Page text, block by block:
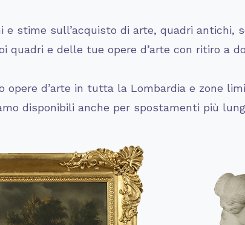
e stime sull’acquisto di arte, quadri antichi,
quadri e delle tue opere d’arte con ritiro a
opere d’arte in tutta la Lombardia e zone
disponibili anche per spostamenti più